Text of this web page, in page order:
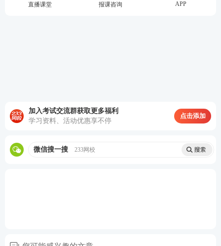
共场合和密闭场所。
内蒙古自治区司法厅
2022年9月6日
直播课堂 报课咨询 APP
加入考试交流群获取更多福利
学习资料、活动优惠享不停
点击添加
微信搜一搜 233网校